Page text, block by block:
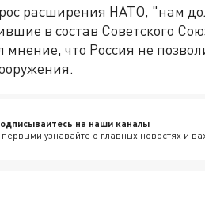
расширения НАТО, "нам
в состав Советского
что Россия не
на наши каналы
первыми узнавайте о главных новостях и